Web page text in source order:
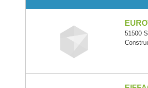
51500